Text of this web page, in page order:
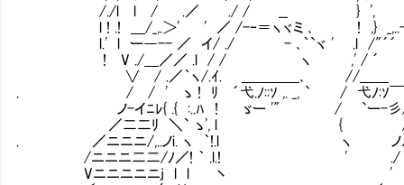
/./l l / .／ ./ / __ } ', ', l
l ! .! ＿/_,.＞' ' ／ /-‐＝ヽヾミ ､ ! ,}
l.' l ー―-- ／ イ/ ./ - ､｀`ヾ ' .l /"´´ ｀
! V ./＿／／ .l / / ヽ ,' / ´ .l
∨ / .／｀ヽ/.ｲ. ＿＿＿＿､ //＿＿
. / / ' ゝ ! ﾘ ´弋.ﾉ::ｿ ,. _, ` / 弋ﾉ:ｿ￣
ノ-イﾆﾚ{ .{ :..ﾊ ! ゞー '" / `ー-彡/
／二二ﾘ ＼` ゝ', l { /.
. ／ニニニ/,..ノi. ヽ ｀!.l ヽ ノ八
/ニニニ二二/ﾉ／! ｀ .l.! ' ./ ヽ
Vニニニニニj l l 丶 '